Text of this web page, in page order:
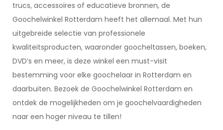
trucs, accessoires of educatieve bronnen, de
Goochelwinkel Rotterdam heeft het allemaal. Met hun
uitgebreide selectie van professionele
kwaliteitsproducten, waaronder goocheltassen, boeken,
DVD’s en meer, is deze winkel een must-visit
bestemming voor elke goochelaar in Rotterdam en
daarbuiten. Bezoek de Goochelwinkel Rotterdam en
ontdek de mogelijkheden om je goochelvaardigheden
naar een hoger niveau te tillen!